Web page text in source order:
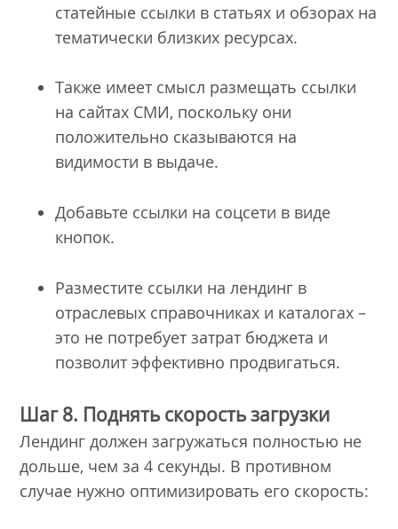
статейные ссылки в статьях и обзорах на
тематически близких ресурсах.
Также имеет смысл размещать ссылки
на сайтах СМИ, поскольку они
положительно сказываются на
видимости в выдаче.
Добавьте ссылки на соцсети в виде
кнопок.
Разместите ссылки на лендинг в
отраслевых справочниках и каталогах –
это не потребует затрат бюджета и
позволит эффективно продвигаться.
Шаг 8. Поднять скорость загрузки
Лендинг должен загружаться полностью не
дольше, чем за 4 секунды. В противном
случае нужно оптимизировать его скорость: